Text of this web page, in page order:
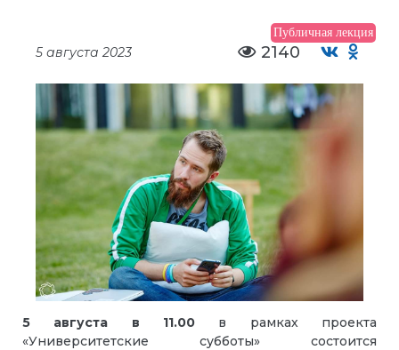
Публичная лекция
5 августа 2023 2140
5 августа в 11.00 в рамках проекта
«Университетские субботы» состоится